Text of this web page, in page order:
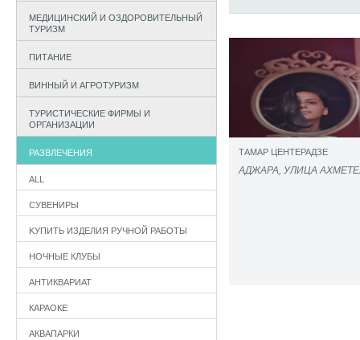
МЕДИЦИНСКИЙ И ОЗДОРОВИТЕЛЬНЫЙ
ТУРИЗМ
ПИТАНИЕ
ВИННЫЙ И АГРОТУРИЗМ
ТУРИСТИЧЕСКИЕ ФИРМЫ И
ОРГАНИЗАЦИИ
РАЗВЛЕЧЕНИЯ
ALL
СУВЕНИРЫ
KУПИТЬ ИЗДЕЛИЯ РУЧНОЙ РАБОТЫ
НОЧНЫЕ КЛУБЫ
АНТИКВАРИАТ
КАРАОКЕ
АКВАПАРКИ
ТАМАР ЦЕНТЕРАДЗЕ
АДЖАРА, УЛИЦА